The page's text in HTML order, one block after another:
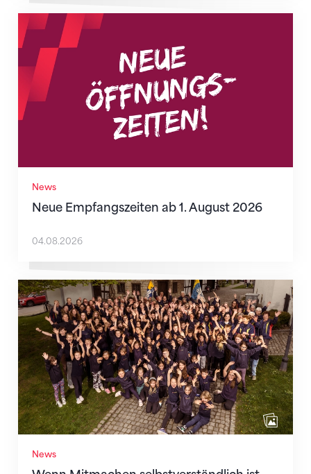
News
Neue Empfangszeiten ab 1. August 2026
Neue Empfangszeiten ab 1. August 2026
04.08.2026
News
Wenn Mitmachen selbstverständlich ist